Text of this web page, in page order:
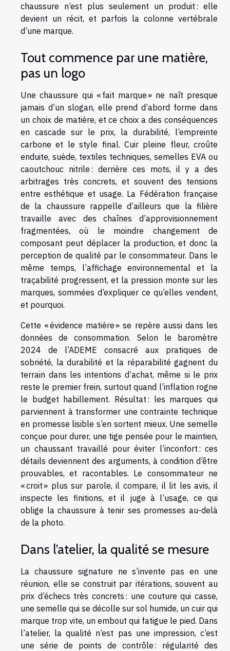
chaussure n’est plus seulement un produit : elle
devient un récit, et parfois la colonne vertébrale
d’une marque.
Tout commence par une matière,
pas un logo
Une chaussure qui « fait marque » ne naît presque
jamais d’un slogan, elle prend d’abord forme dans
un choix de matière, et ce choix a des conséquences
en cascade sur le prix, la durabilité, l’empreinte
carbone et le style final. Cuir pleine fleur, croûte
enduite, suède, textiles techniques, semelles EVA ou
caoutchouc nitrile : derrière ces mots, il y a des
arbitrages très concrets, et souvent des tensions
entre esthétique et usage. La Fédération française
de la chaussure rappelle d’ailleurs que la filière
travaille avec des chaînes d’approvisionnement
fragmentées, où le moindre changement de
composant peut déplacer la production, et donc la
perception de qualité par le consommateur. Dans le
même temps, l’affichage environnemental et la
traçabilité progressent, et la pression monte sur les
marques, sommées d’expliquer ce qu’elles vendent,
et pourquoi.
Cette « évidence matière » se repère aussi dans les
données de consommation. Selon le baromètre
2024 de l’ADEME consacré aux pratiques de
sobriété, la durabilité et la réparabilité gagnent du
terrain dans les intentions d’achat, même si le prix
reste le premier frein, surtout quand l’inflation rogne
le budget habillement. Résultat : les marques qui
parviennent à transformer une contrainte technique
en promesse lisible s’en sortent mieux. Une semelle
conçue pour durer, une tige pensée pour le maintien,
un chaussant travaillé pour éviter l’inconfort : ces
détails deviennent des arguments, à condition d’être
prouvables, et racontables. Le consommateur ne
« croit » plus sur parole, il compare, il lit les avis, il
inspecte les finitions, et il juge à l’usage, ce qui
oblige la chaussure à tenir ses promesses au-delà
de la photo.
Dans l’atelier, la qualité se mesure
La chaussure signature ne s’invente pas en une
réunion, elle se construit par itérations, souvent au
prix d’échecs très concrets : une couture qui casse,
une semelle qui se décolle sur sol humide, un cuir qui
marque trop vite, un embout qui fatigue le pied. Dans
l’atelier, la qualité n’est pas une impression, c’est
une série de points de contrôle : régularité des